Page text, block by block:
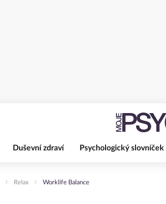
Duševní zdraví Psychologický slovníček
Relax Worklife Balance